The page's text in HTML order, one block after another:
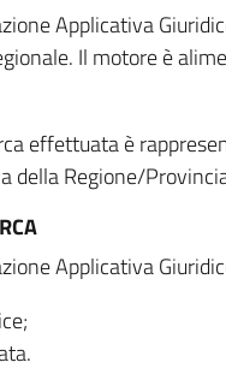
Applicativa
Il motore è
effettuata è
della Regione/
Applicativa